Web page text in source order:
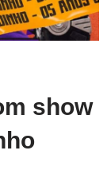
show